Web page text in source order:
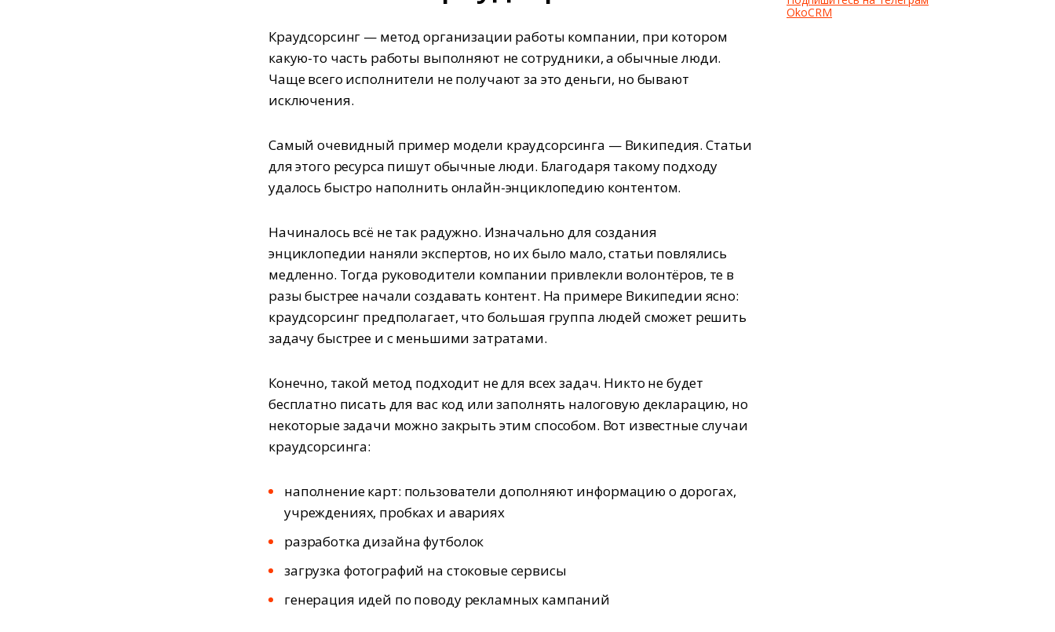
Краудсорсинг — метод организации работы компании, при котором
какую-то часть работы выполняют не сотрудники, а обычные люди.
Чаще всего исполнители не получают за это деньги, но бывают
исключения.
Самый очевидный пример модели краудсорсинга — Википедия. Статьи
для этого ресурса пишут обычные люди. Благодаря такому подходу
удалось быстро наполнить онлайн-энциклопедию контентом.
Начиналось всё не так радужно. Изначально для создания
энциклопедии наняли экспертов, но их было мало, статьи повлялись
медленно. Тогда руководители компании привлекли волонтёров, те в
разы быстрее начали создавать контент. На примере Википедии ясно:
краудсорсинг предполагает, что большая группа людей сможет решить
задачу быстрее и с меньшими затратами.
Конечно, такой метод подходит не для всех задач. Никто не будет
бесплатно писать для вас код или заполнять налоговую декларацию, но
некоторые задачи можно закрыть этим способом. Вот известные случаи
краудсорсинга:
наполнение карт: пользователи дополняют информацию о дорогах,
учреждениях, пробках и авариях
разработка дизайна футболок
загрузка фотографий на стоковые сервисы
генерация идей по поводу рекламных кампаний
OkoCRM